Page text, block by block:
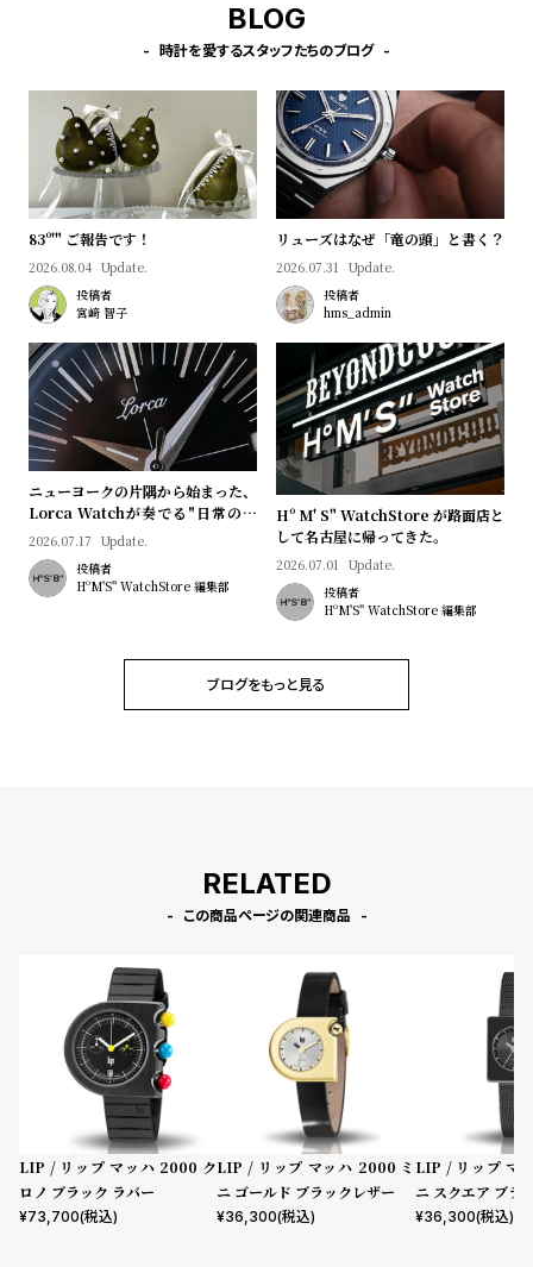
計
保
証
プ
ラ
ス
印
サ
ー
ビ
ス
よ
く
あ
る
質
問
お
問
い
合
わ
せ
BLOG
時計を愛するスタッフたちのブログ
83º'" ご報告です！
2026.08.04 Update.
投稿者
宮﨑 智子
リューズはなぜ「竜の頭」と書く？
2026.07.31 Update.
投稿者
hms_admin
ニューヨークの片隅から始まった、
Lorca Watchが奏でる"日常のロ
マン"｜Brand Picks #08
2026.07.17 Update.
投稿者
HºM'S" WatchStore 編集部
Hº M' S" WatchStore が路面店と
して名古屋に帰ってきた。
2026.07.01 Update.
投稿者
HºM'S" WatchStore 編集部
ブログをもっと見る
RELATED
この商品ページの関連商品
LIP / リップ マッハ 2000 ク
ロノ ブラック ラバー
¥73,700(税込)
LIP / リップ マッハ 2000 ミ
ニ ゴールド ブラックレザー
¥36,300(税込)
LIP / リップ マ
ニ スクエア ブラ
メッシュ
¥36,300(税込)